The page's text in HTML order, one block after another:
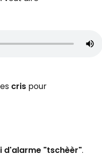
cris pour
d'alarme "tschèèr".